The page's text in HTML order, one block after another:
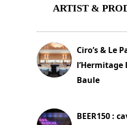
ARTIST &
Ciro’s & Le
l’Hermitage
Baule
BEER150 :